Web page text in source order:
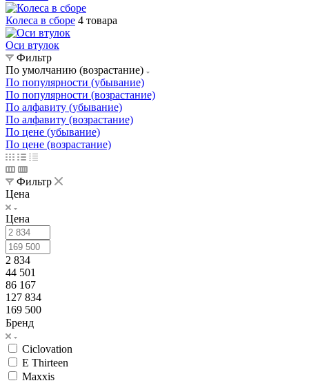
Колеса в сборе 4 товара
Оси втулок
Фильтр
По умолчанию (возрастание)
По популярности (убывание)
По популярности (возрастание)
По алфавиту (убывание)
По алфавиту (возрастание)
По цене (убывание)
По цене (возрастание)
Фильтр
Цена
Цена
2 834
44 501
86 167
127 834
169 500
Бренд
Ciclovation
E Thirteen
Maxxis